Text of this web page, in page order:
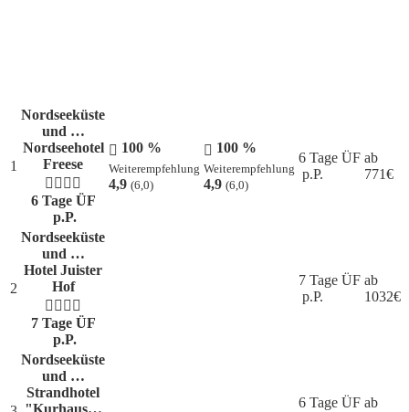
1
Nordseeküste
und …
Nordseehotel
Freese
6 Tage ÜF
p.P.
100 %
Weiterempfehlung
4,9 (6,0)
100 %
Weiterempfehlung
4,9 (6,0)
6 Tage ÜF
p.P.
ab
771€
2
Nordseeküste
und …
Hotel Juister
Hof
7 Tage ÜF
p.P.
7 Tage ÜF
p.P.
ab
1032€
Nordseeküste
und …
Strandhotel
6 Tage ÜF ab